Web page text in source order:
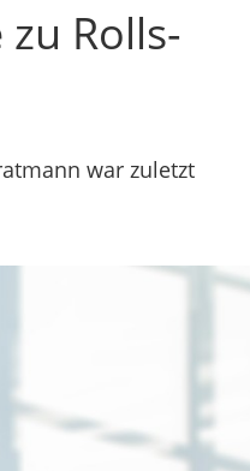
Rolls-
war zuletzt